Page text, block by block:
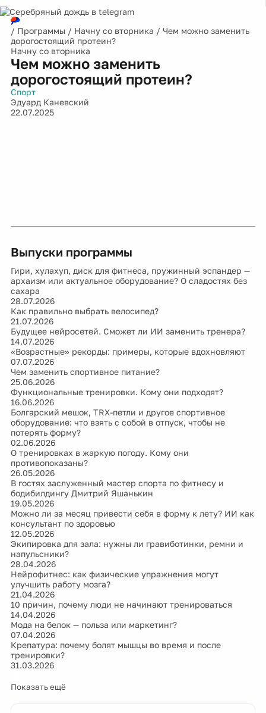
/ Программы / Начну со вторника / Чем можно заменить
дорогостоящий протеин?
Начну со вторника
Чем можно заменить
дорогостоящий протеин?
Спорт
Эдуард Каневский
22.07.2025
Выпуски программы
Гири, хулахуп, диск для фитнеса, пружинный эспандер —
архаизм или актуальное оборудование? О сладостях без
сахара
28.07.2026
Как правильно выбрать велосипед?
21.07.2026
Будущее нейросетей. Сможет ли ИИ заменить тренера?
14.07.2026
«Возрастные» рекорды: примеры, которые вдохновляют
07.07.2026
Чем заменить спортивное питание?
25.06.2026
Функциональные тренировки. Кому они подходят?
16.06.2026
Болгарский мешок, TRX-петли и другое спортивное
оборудование: что взять с собой в отпуск, чтобы не
потерять форму?
02.06.2026
О тренировках в жаркую погоду. Кому они
противопоказаны?
26.05.2026
В гостях заслуженный мастер спорта по фитнесу и
бодибилдингу Дмитрий Яшанькин
19.05.2026
Можно ли за месяц привести себя в форму к лету? ИИ как
консультант по здоровью
12.05.2026
Экипировка для зала: нужны ли гравиботинки, ремни и
напульсники?
28.04.2026
Нейрофитнес: как физические упражнения могут
улучшить работу мозга?
21.04.2026
10 причин, почему люди не начинают тренироваться
14.04.2026
Мода на белок — польза или маркетинг?
07.04.2026
Крепатура: почему болят мышцы во время и после
тренировки?
31.03.2026
Показать ещё